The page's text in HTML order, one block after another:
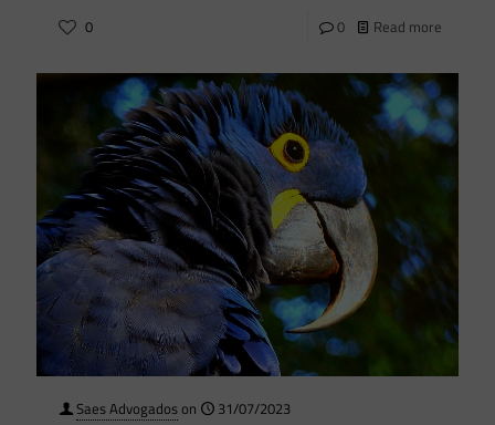
0 0 Read more
Saes Advogadoson
31/07/2023